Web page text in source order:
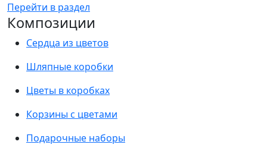
Перейти в раздел
Композиции
Сердца из цветов
Шляпные коробки
Цветы в коробках
Корзины с цветами
Подарочные наборы